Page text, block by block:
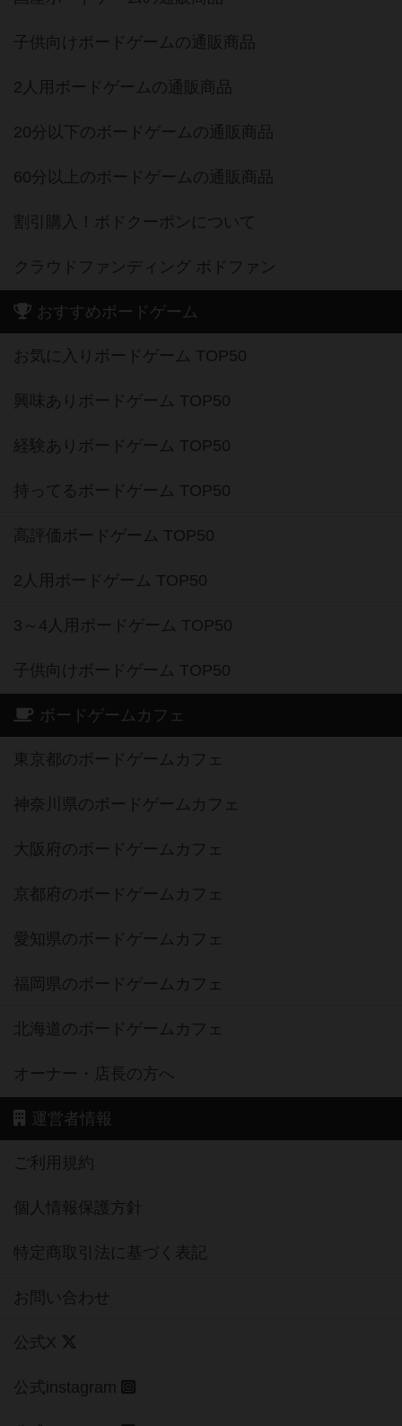
子供向けボードゲームの通販商品
2人用ボードゲームの通販商品
20分以下のボードゲームの通販商品
60分以上のボードゲームの通販商品
割引購入！ボドクーポンについて
クラウドファンディング ボドファン
おすすめボードゲーム
お気に入りボードゲーム TOP50
興味ありボードゲーム TOP50
経験ありボードゲーム TOP50
持ってるボードゲーム TOP50
高評価ボードゲーム TOP50
2人用ボードゲーム TOP50
3～4人用ボードゲーム TOP50
子供向けボードゲーム TOP50
ボードゲームカフェ
東京都のボードゲームカフェ
神奈川県のボードゲームカフェ
大阪府のボードゲームカフェ
京都府のボードゲームカフェ
愛知県のボードゲームカフェ
福岡県のボードゲームカフェ
北海道のボードゲームカフェ
オーナー・店長の方へ
運営者情報
ご利用規約
個人情報保護方針
特定商取引法に基づく表記
お問い合わせ
公式X
公式instagram